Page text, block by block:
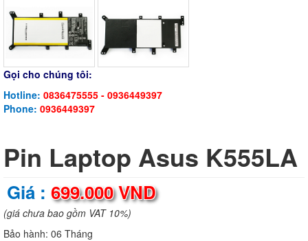
Gọi cho chúng tôi:
Hotline: 0836475555 - 0936449397
Phone: 0936449397
Pin Laptop Asus K555LA
Giá : 699.000 VND
(giá chưa bao gồm VAT 10%)
Bảo hành: 06 Tháng